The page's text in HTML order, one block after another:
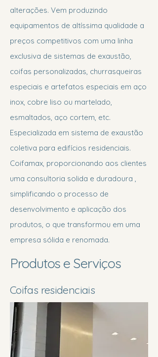
alterações. Vem produzindo
equipamentos de altíssima qualidade a
preços competitivos com uma linha
exclusiva de sistemas de exaustão,
coifas personalizadas, churrasqueiras
especiais e artefatos especiais em aço
inox, cobre liso ou martelado,
esmaltados, aço cortem, etc.
Especializada em sistema de exaustão
coletiva para edifícios residenciais.
Coifamax, proporcionando aos clientes
uma consultoria solida e duradoura ,
simplificando o processo de
desenvolvimento e aplicação dos
produtos, o que transformou em uma
empresa sólida e renomada.
Produtos e Serviços
Coifas residenciais